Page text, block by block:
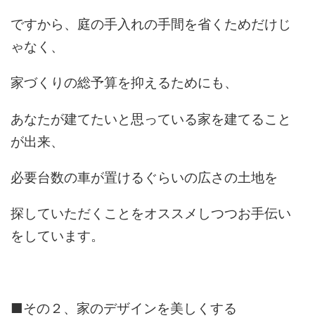
ですから、庭の手入れの手間を省くためだけじ
ゃなく、
家づくりの総予算を抑えるためにも、
あなたが建てたいと思っている家を建てること
が出来、
必要台数の車が置けるぐらいの広さの土地を
探していただくことをオススメしつつお手伝い
をしています。
■その２、家のデザインを美しくする